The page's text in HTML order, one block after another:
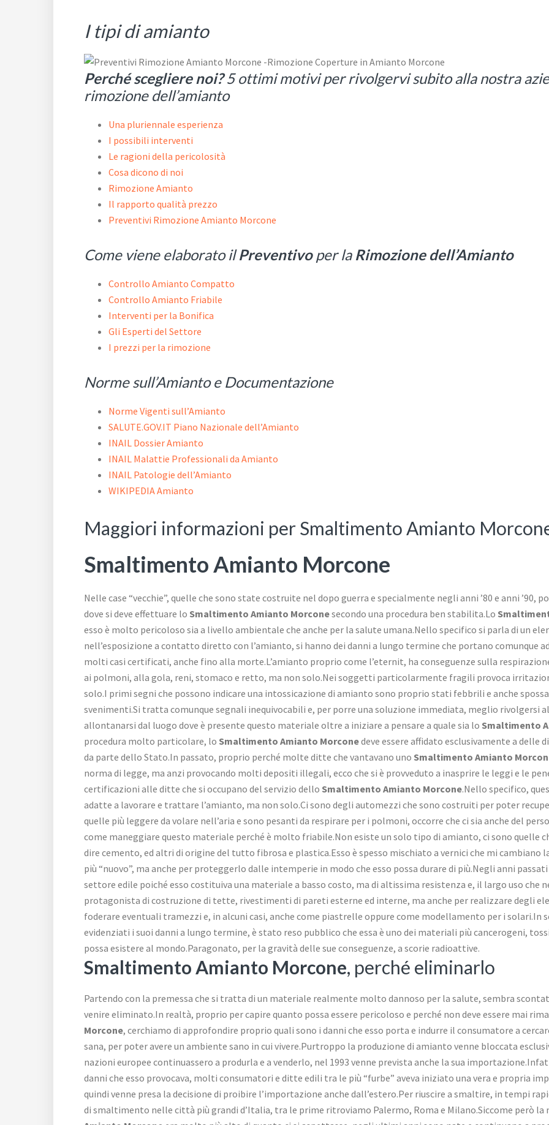
I tipi di amianto
Perché scegliere noi?5 ottimi motivi per rivolgervi subito alla nostra
rimozione dell’amianto
Una pluriennale esperienza
I possibili interventi
Le ragioni della pericolosità
Cosa dicono di noi
Rimozione Amianto
Il rapporto qualità prezzo
Preventivi Rimozione Amianto Morcone
Come viene elaborato ilPreventivoper laRimozione dell’Amianto
Controllo Amianto Compatto
Controllo Amianto Friabile
Interventi per la Bonifica
Gli Esperti del Settore
I prezzi per la rimozione
Norme sull’Amianto e Documentazione
Norme Vigenti sull’Amianto
SALUTE.GOV.IT Piano Nazionale dell’Amianto
INAIL Dossier Amianto
INAIL Malattie Professionali da Amianto
INAIL Patologie dell’Amianto
WIKIPEDIA Amianto
Maggiori informazioni per Smaltimento Amianto
Smaltimento Amianto Morcone
Nelle case “vecchie”, quelle che sono state costruite nel dopo guerra e specialmente negli anni ’80 e anni ’90,
dove si deve effettuare lo Smaltimento Amianto Morconesecondo una procedura ben stabilita.Lo
esso è molto pericoloso sia a livello ambientale che anche per la salute umana.Nello specifico si parla di un
nell’esposizione a contatto diretto con l’amianto, si hanno dei danni a lungo termine che portano comunque
molti casi certificati, anche fino alla morte.L’amianto proprio come l’eternit, ha conseguenze sulla
ai polmoni, alla gola, reni, stomaco e retto, ma non solo.Nei soggetti particolarmente fragili provoca
solo.I primi segni che possono indicare una intossicazione di amianto sono proprio stati febbrili e anche
svenimenti.Si tratta comunque segnali inequivocabili e, per porre una soluzione immediata, meglio rivolgersi
allontanarsi dal luogo dove è presente questo materiale oltre a iniziare a pensare a quale sia lo Smaltimento
procedura molto particolare, lo Smaltimento Amianto Morconedeve essere affidato esclusivamente a
da parte dello Stato.In passato, proprio perché molte ditte che vantavano uno Smaltimento Amianto
norma di legge, ma anzi provocando molti depositi illegali, ecco che si è provveduto a inasprire le leggi e le
certificazioni alle ditte che si occupano del servizio dello Smaltimento Amianto Morcone.Nello specifico,
adatte a lavorare e trattare l’amianto, ma non solo.Ci sono degli automezzi che sono costruiti per poter
quelle più leggere da volare nell’aria e sono pesanti da respirare per i polmoni, occorre che ci sia anche del
come maneggiare questo materiale perché è molto friabile.Non esiste un solo tipo di amianto, ci sono quelle
dire cemento, ed altri di origine del tutto fibrosa e plastica.Esso è spesso mischiato a vernici che mi
più “nuovo”, ma anche per proteggerlo dalle intemperie in modo che esso possa durare di più.Negli anni
settore edile poiché esso costituiva una materiale a basso costo, ma di altissima resistenza e, il largo uso che
protagonista di costruzione di tette, rivestimenti di pareti esterne ed interne, ma anche per realizzare degli
foderare eventuali tramezzi e, in alcuni casi, anche come piastrelle oppure come modellamento per i
evidenziati i suoi danni a lungo termine, è stato reso pubblico che essa è uno dei materiali più cancerogeni,
possa esistere al mondo.Paragonato, per la gravità delle sue conseguenze, a scorie radioattive.
Smaltimento Amianto Morcone, perché eliminarlo
Partendo con la premessa che si tratta di un materiale realmente molto dannoso per la salute, sembra
venire eliminato.In realtà, proprio per capire quanto possa essere pericoloso e perché non deve essere mai
Morcone, cerchiamo di approfondire proprio quali sono i danni che esso porta e indurre il consumatore a
sana, per poter avere un ambiente sano in cui vivere.Purtroppo la produzione di amianto venne bloccata
nazioni europee continuassero a produrla e a venderlo, nel 1993 venne prevista anche la sua
danni che esso provocava, molti consumatori e ditte edili tra le più “furbe” aveva iniziato una vera e propria
quindi venne presa la decisione di proibire l’importazione anche dall’estero.Per riuscire a smaltire, in tempi
di smaltimento nelle città più grandi d’Italia, tra le prime ritroviamo Palermo, Roma e Milano.Siccome però la